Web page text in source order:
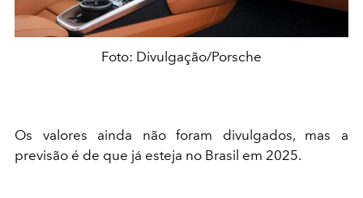
Foto: Divulgação/Porsche
Os valores ainda não foram divulgados, mas a
previsão é de que já esteja no Brasil em 2025.